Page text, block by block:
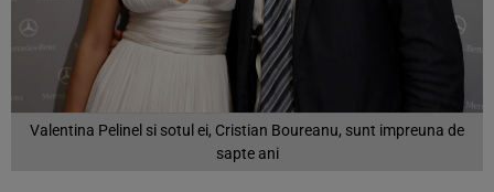
Valentina Pelinel si sotul ei, Cristian Boureanu, sunt impreuna de
sapte ani